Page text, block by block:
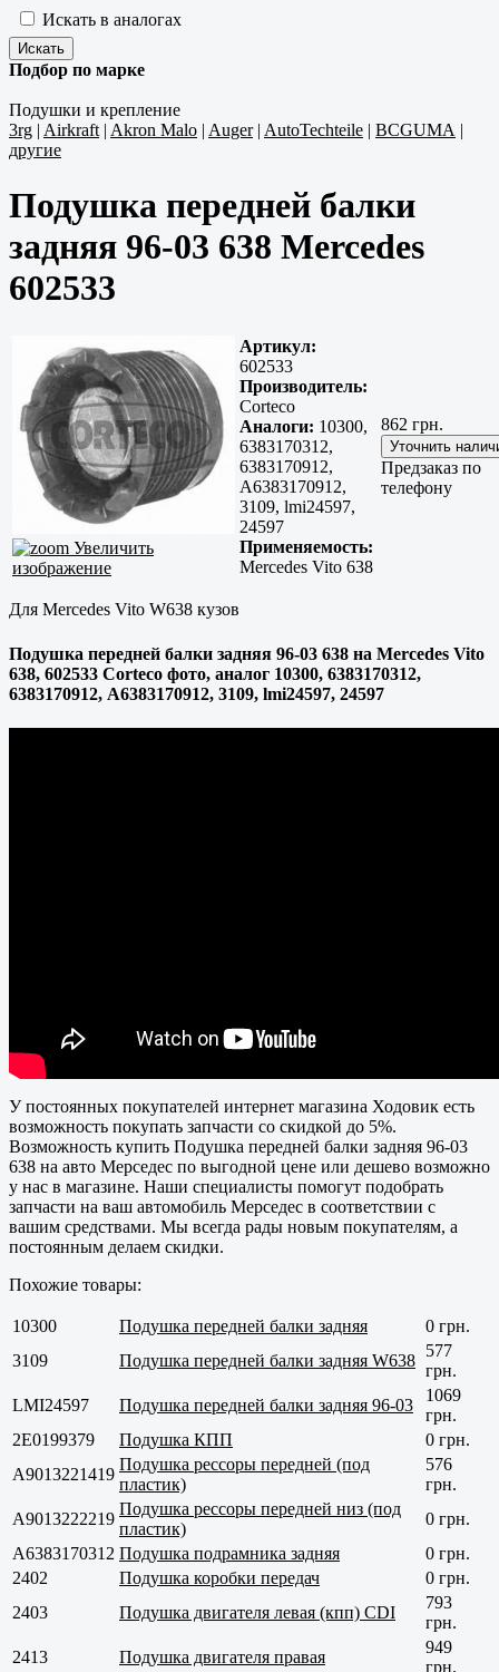
Искать в аналогах
Подбор по марке
Подушки и крепление
3rg | Airkraft| Akron Malo | Auger| AutoTechteile | BCGUMA |
другие
Подушка передней балки
задняя 96-03 638 Mercedes
602533
Увеличить
изображение
Артикул:
602533
Производитель:
Corteco
Аналоги: 10300,
6383170312,
6383170912,
A6383170912,
3109, lmi24597,
24597
Применяемость:
Mercedes Vito 638
862 грн.
Предзаказ по
телефону
Для Mercedes Vito W638 кузов
Подушка передней балки задняя 96-03 638 на Mercedes Vito
638, 602533 Corteco фото, аналог 10300, 6383170312,
6383170912, A6383170912, 3109, lmi24597, 24597
У постоянных покупателей интернет магазина Ходовик есть
возможность покупать запчасти со скидкой до 5%.
Возможность купить Подушка передней балки задняя 96-03
638 на авто Мерседес по выгодной цене или дешево возможно
у нас в магазине. Наши специалисты помогут подобрать
запчасти на ваш автомобиль Мерседес в соответствии с
вашим средствами. Мы всегда рады новым покупателям, а
постоянным делаем скидки.
Похожие товары:
10300 Подушка передней балки задняя
0 грн.
3109
Подушка передней балки задняя W638
577
грн.
LMI24597
Подушка передней балки задняя 96-03
1069
грн.
2E0199379
Подушка КПП
0 грн.
A9013221419
Подушка рессоры передней (под
пластик)
576
грн.
A9013222219
Подушка рессоры передней низ (под
пластик)
0 грн.
A6383170312 Подушка подрамника задняя
0 грн.
2402
Подушка коробки передач
0 грн.
2403
Подушка двигателя левая (кпп) CDI
793
грн.
2413
Подушка двигателя правая
949
грн.